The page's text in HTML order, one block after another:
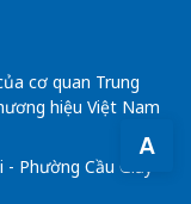
A
cơ quan Trung
hiệu Việt Nam
Phường Cầu Giấy -